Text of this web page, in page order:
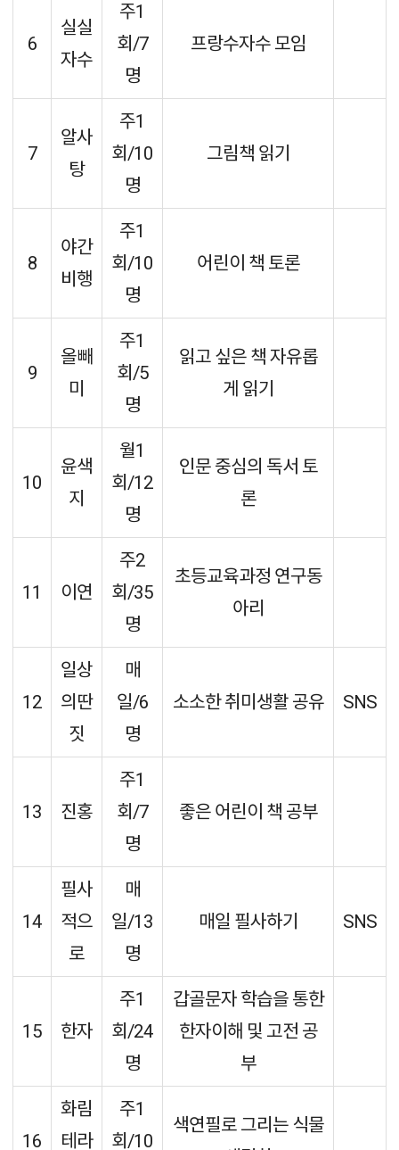
6
실실
자수
주1
회/7
명
프랑수자수 모임
7
알사
탕
주1
회/10
명
그림책 읽기
8
야간
비행
주1
회/10
명
어린이 책 토론
9
올빼
미
주1
회/5
명
읽고 싶은 책 자유롭
게 읽기
10
윤색
지
월1
회/12
명
인문 중심의 독서 토
론
11 이연
주2
회/35
명
초등교육과정 연구동
아리
12
일상
의딴
짓
매
일/6
명
소소한 취미생활 공유 SNS
13 진홍
주1
회/7
명
좋은 어린이 책 공부
14
필사
적으
로
매
일/13
명
매일 필사하기 SNS
15 한자
주1
회/24
명
갑골문자 학습을 통한
한자이해 및 고전 공
부
16
화림
테라
주1
회/10
색연필로 그리는 식물